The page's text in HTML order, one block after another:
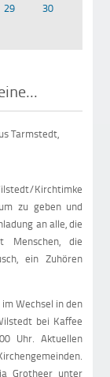
29
30
Tarmstedt,
Kirchtimke
zu geben und
an alle, die
Menschen, die
ein Zuhören
Wechsel in den
bei Kaffee
Uhr. Aktuellen
Grotheer unter